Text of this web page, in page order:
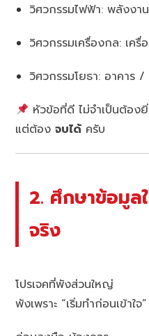
วิศวกรรมไฟฟ้า: พลังง
วิศวกรรมเครื่องกล: เค
วิศวกรรมโยธา: อาคาร
หัวข้อที่ดี ไม่จำเป็นต้อง
แต่ต้องจบได้ ครับ
2. ศึกษาข้อมู
จริง
โปรเจคที่พังส่วนใหญ่
พังเพราะ “เริ่มทำก่อนเข้าใจ